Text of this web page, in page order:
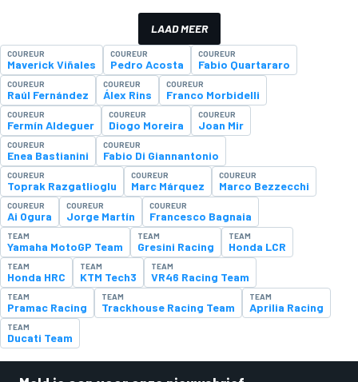
LAAD MEER
COUREUR
Maverick Viñales
COUREUR
Pedro Acosta
COUREUR
Fabio Quartararo
COUREUR
Raúl Fernández
COUREUR
Álex Rins
COUREUR
Franco Morbidelli
COUREUR
Fermín Aldeguer
COUREUR
Diogo Moreira
COUREUR
Joan Mir
COUREUR
Enea Bastianini
COUREUR
Fabio Di Giannantonio
COUREUR
Toprak Razgatlioglu
COUREUR
Marc Márquez
COUREUR
Marco Bezzecchi
COUREUR
Ai Ogura
COUREUR
Jorge Martín
COUREUR
Francesco Bagnaia
TEAM
Yamaha MotoGP Team
TEAM
Gresini Racing
TEAM
Honda LCR
TEAM
Honda HRC
TEAM
KTM Tech3
TEAM
VR46 Racing Team
TEAM
Pramac Racing
TEAM
Trackhouse Racing Team
TEAM
Aprilia Racing
TEAM
Ducati Team